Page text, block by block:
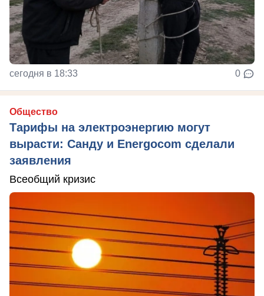
сегодня в 18:33 0
Общество
Тарифы на электроэнергию могут
вырасти: Санду и Energocom сделали
заявления
Всеобщий кризис